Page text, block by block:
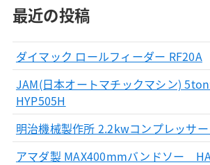
最近の投稿
ダイマック ロールフィーダー RF20A
JAM(日本オートマチックマシン)
HYP505H
明治機械製作所 2.2kwコンプレッサ
アマダ製 MAX400mmバンドソー